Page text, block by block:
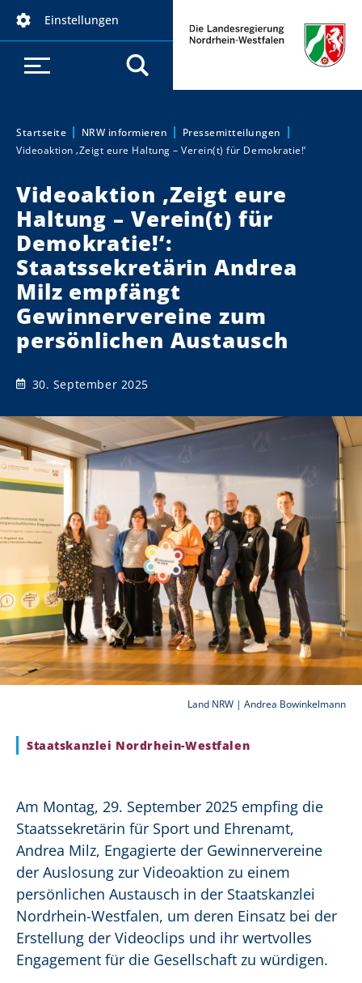
Einstellungen
Sie sind hier:
Startseite NRW informieren
Pressemitteilungen
Videoaktion ‚Zeigt eure Haltung – Verein(t) für Demokratie!‘
Videoaktion ‚Zeigt eure
Haltung – Verein(t) für
Demokratie!‘:
Staatssekretärin Andrea
Milz empfängt
Gewinnervereine zum
persönlichen Austausch
30. September 2025
Land NRW | Andrea Bowinkelmann
Staatskanzlei Nordrhein-Westfalen
Am Montag, 29. September 2025 empfing die
Staatssekretärin für Sport und Ehrenamt,
Andrea Milz, Engagierte der Gewinnervereine
der Auslosung zur Videoaktion zu einem
persönlichen Austausch in der Staatskanzlei
Nordrhein-Westfalen, um deren Einsatz bei der
Erstellung der Videoclips und ihr wertvolles
Engagement für die Gesellschaft zu würdigen.